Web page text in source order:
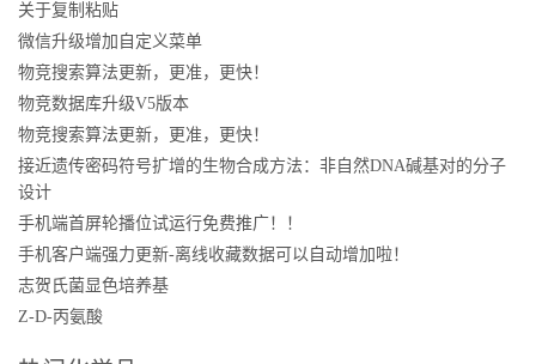
关于复制粘贴
微信升级增加自定义菜单
物竞搜索算法更新，更准，更快！
物竞数据库升级V5版本
物竞搜索算法更新，更准，更快！
接近遗传密码符号扩增的生物合成方法：非自然DNA碱基对的分子
设计
手机端首屏轮播位试运行免费推广！！
手机客户端强力更新-离线收藏数据可以自动增加啦！
志贺氏菌显色培养基
Z-D-丙氨酸